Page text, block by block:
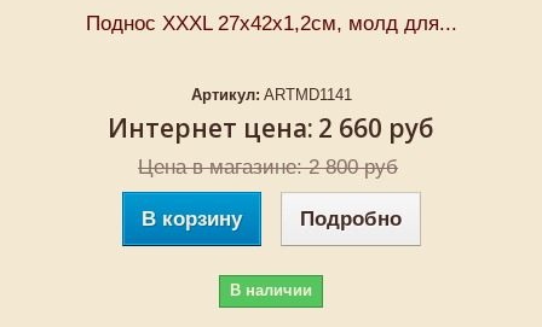
Поднос XXXL 27х42х1,2см, молд для...
Артикул: ARTMD1141
Интернет цена: 2 660 руб
Цена в магазине: 2 800 руб
В корзину Подробно
В наличии